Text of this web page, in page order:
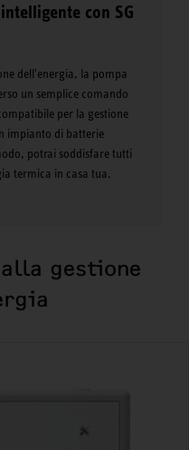
con SG
dell'energia, la pompa
un semplice comando
per la gestione
impianto di batterie
potrai soddisfare tutti
termica in casa tua.
gestione